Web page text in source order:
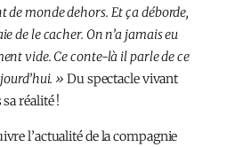
de monde dehors. Et ça déborde,
de le cacher. On n’a jamais eu
vide. Ce conte-là il parle de ce
» Du spectacle vivant
réalité !
l’actualité de la compagnie